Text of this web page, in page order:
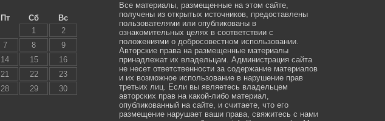
Пт Сб
Вс
1
2
7 8
9
14 15
16
21 22
23
28 29
30
Все материалы, размещенные на этом сайте,
получены из открытых источников, предоставлены
пользователями или опубликованы в
ознакомительных целях в соответствии с
положениями о добросовестном использовании.
Авторские права на размещенные материалы
принадлежат их владельцам. Администрация сайта
не несет ответственности за содержание материалов
и их возможное использование в нарушение прав
третьих лиц. Если вы являетесь владельцем
авторских прав на какой-либо материал,
опубликованный на сайте, и считаете, что его
размещение нарушает ваши права, свяжитесь с нами